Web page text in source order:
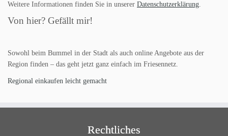
Weitere Informationen finden Sie in unserer Datenschutzerklärung.
Von hier? Gefällt mir!
Sowohl beim Bummel in der Stadt als auch online Angebote aus der
Region finden – das geht jetzt ganz einfach im Friesennetz.
Regional einkaufen leicht gemacht
Rechtliches